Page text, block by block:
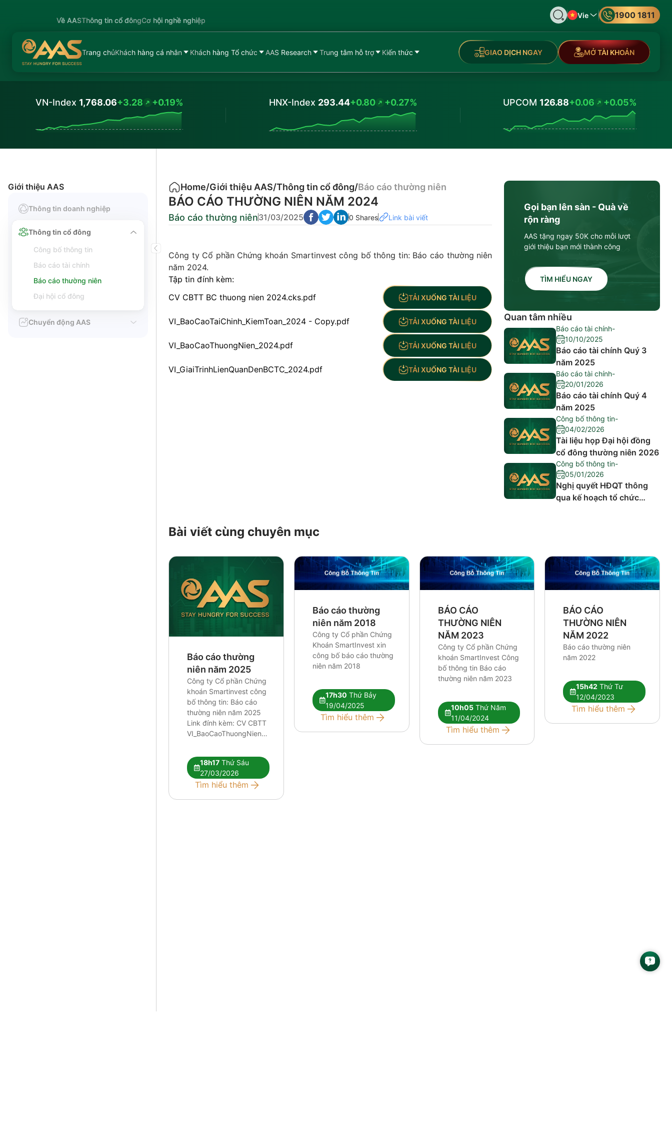
Về AASThông tin cổ đôngCơ hội nghề nghiệp
Vie 1900 1811
Trang chủKhách hàng cá nhân Khách hàng Tổ chức AAS Research Trung tâm hỗ trợ Kiến thức GIAO DỊCH NGAY MỞ TÀI KHOẢN
VN-Index 1,768.06+3.28 +0.19% HNX-Index 293.44+0.80 +0.27% UPCOM 126.88+0.06 +0.05%
Giới thiệu AAS
Thông tin doanh nghiệp
Thông tin cổ đông
Công bố thông tin
Báo cáo tài chính
Báo cáo thường niên
Đại hội cổ đông
Chuyển động AAS
Home/Giới thiệu AAS/Thông tin cổ đông/Báo cáo thường niên
BÁO CÁO THƯỜNG NIÊN NĂM 2024
Báo cáo thường niên31/03/2025 0 Shares Link bài viết
Công ty Cổ phần Chứng khoán Smartinvest công bố thông tin: Báo cáo thường niên
năm 2024.
Tập tin đính kèm:
CV CBTT BC thuong nien 2024.cks.pdf
TẢI XUỐNG TÀI LIỆU
VI_BaoCaoTaiChinh_KiemToan_2024 - Copy.pdf TẢI XUỐNG TÀI LIỆU
VI_BaoCaoThuongNien_2024.pdf TẢI XUỐNG TÀI LIỆU
VI_GiaiTrinhLienQuanDenBCTC_2024.pdf TẢI XUỐNG TÀI LIỆU
Gọi bạn lên sàn - Quà về
rộn ràng
AAS tặng ngay 50K cho mỗi lượt
giới thiệu bạn mới thành công
TÌM HIỂU NGAY
Quan tâm nhiều
Báo cáo tài chính-
10/10/2025
Báo cáo tài chính Quý 3
năm 2025
Báo cáo tài chính-
20/01/2026
Báo cáo tài chính Quý 4
năm 2025
Công bố thông tin-
04/02/2026
Tài liệu họp Đại hội đồng
cổ đông thường niên 2026
Công bố thông tin-
05/01/2026
Nghị quyết HĐQT thông
qua kế hoạch tổ chức
Bài viết cùng chuyên mục
Báo cáo thường
niên năm 2025
Công ty Cổ phần Chứng
khoán Smartinvest công
bố thông tin: Báo cáo
thường niên năm 2025
Link đính kèm: CV CBTT
VI_BaoCaoThuongNien_2025
18h17 Thứ Sáu
27/03/2026
Tìm hiểu thêm
Báo cáo thường
niên năm 2018
Công ty Cổ phần Chứng
Khoán SmartInvest xin
công bố báo cáo thường
niên năm 2018
17h30 Thứ Bảy
19/04/2025
Tìm hiểu thêm
BÁO CÁO
THƯỜNG NIÊN
NĂM 2023
Công ty Cổ phần Chứng
khoán SmartInvest Công
bố thông tin Báo cáo
thường niên năm 2023
10h05Thứ Năm
11/04/2024
Tìm hiểu thêm
BÁO CÁO
THƯỜNG NIÊN
NĂM 2022
Báo cáo thường niên
năm 2022
15h42 Thứ Tư
12/04/2023
Tìm hiểu thêm